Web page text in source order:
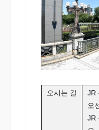
오시는 길
JR
오
JR